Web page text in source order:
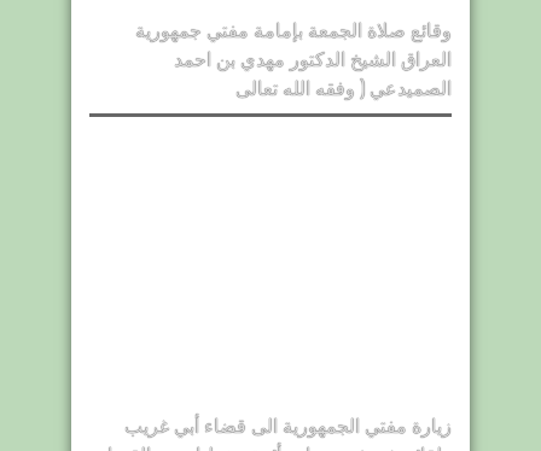
وقائع صلاة الجمعة بإمامة مفتي جمهورية
العراق الشيخ الدكتور مهدي بن احمد
الصميدعي ( وفقه الله تعالى
زيارة مفتي الجمهورية الى قضاء أبي غريب